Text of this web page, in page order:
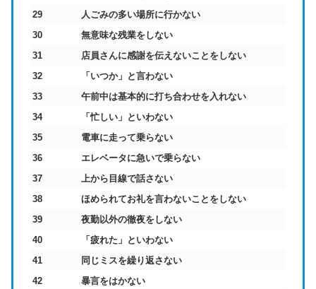
29
人ごみの多い場所に行かない
30
無意味な残業をしない
31
店員さんに感謝を伝えないことをしない
32
「いつか」と言わない
33
午前中は基本的に打ち合わせを入れない
34
「忙しい」といわない
35
電車に走って乗らない
36
エレベータに急いで乗らない
37
上から目線で話さない
38
ほめられてお礼を言わないことをしない
39
夜勤以外の徹夜をしない
40
「疲れた」といわない
41
同じミスを繰り返さない
42
暴言をはかない